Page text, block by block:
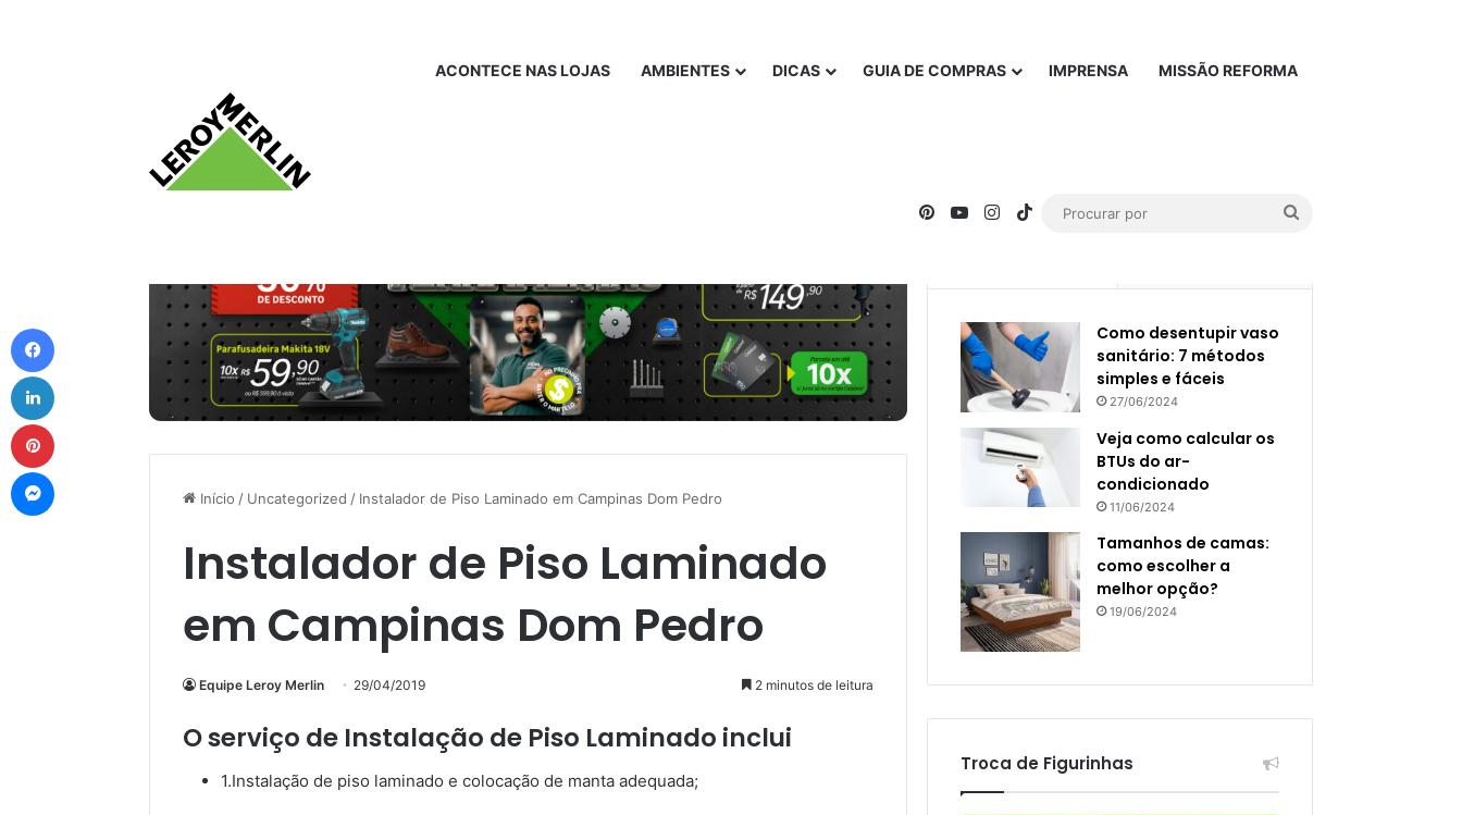
ACONTECE NAS LOJAS AMBIENTES DICAS GUIA DE COMPRAS IMPRENSA MISSÃO REFORMA
PinterestYouTubeInstagram
TikTok
Início / Uncategorized / Instalador de Piso Laminado em Campinas Dom Pedro
Instalador de Piso Laminado
em Campinas Dom Pedro
Equipe Leroy Merlin 29/04/2019 2 minutos de leitura
O serviço de Instalação de Piso Laminado inclui
1.Instalação de piso laminado e colocação de manta adequada;
Como desentupir vaso
sanitário: 7 métodos
simples e fáceis
27/06/2024
Veja como calcular os
BTUs do ar-
condicionado
11/06/2024
Tamanhos de camas:
como escolher a
melhor opção?
19/06/2024
Troca de Figurinhas